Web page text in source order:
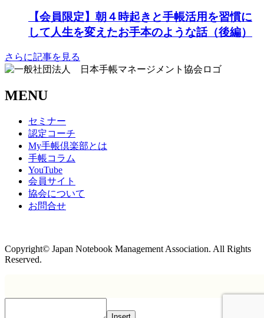
【会員限定】朝４時起きと手帳活用を習慣に
して人生を変えたお手本のような話（後編）
さらに記事を見る
MENU
セミナー
認定コーチ
My手帳倶楽部とは
手帳コラム
YouTube
会員サイト
協会について
お問合せ
Copyright© Japan Notebook Management Association. All Rights
Reserved.